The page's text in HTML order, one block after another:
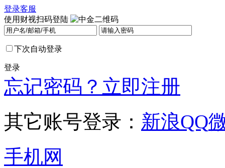
登录客服
使用财视扫码登陆
下次自动登录
登录
忘记密码？ 立即注册
其它账号登录： 新浪QQ
手机网